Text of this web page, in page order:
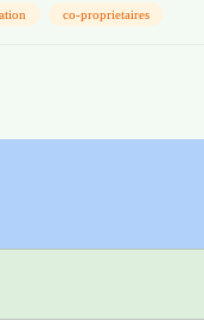
co-proprietaires